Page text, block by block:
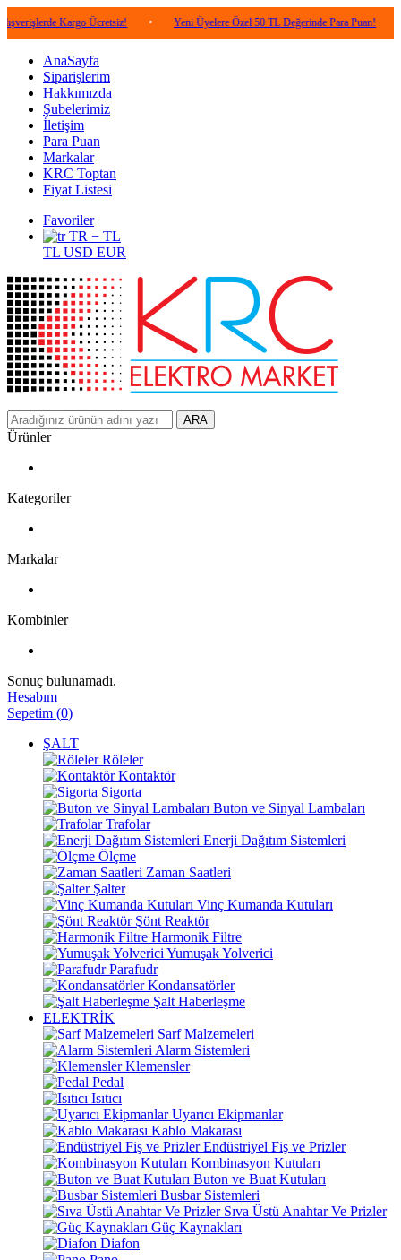
Kargo Ücretsiz! • Yeni Üyelere Özel 50 TL Değerinde Para Puan! •
AnaSayfa
Siparişlerim
Hakkımızda
Şubelerimiz
İletişim
Para Puan
Markalar
KRC Toptan
Fiyat Listesi
Favoriler
TR − TL
TL USD EUR
ARA
Ürünler
Kategoriler
Markalar
Kombinler
Sonuç bulunamadı.
Hesabım
Sepetim (0)
ŞALT
Röleler
Kontaktör
Sigorta
Buton ve Sinyal Lambaları
Trafolar
Enerji Dağıtım Sistemleri
Ölçme
Zaman Saatleri
Şalter
Vinç Kumanda Kutuları
Şönt Reaktör
Harmonik Filtre
Yumuşak Yolverici
Parafudr
Kondansatörler
Şalt Haberleşme
ELEKTRİK
Sarf Malzemeleri
Alarm Sistemleri
Klemensler
Pedal
Isıtıcı
Uyarıcı Ekipmanlar
Kablo Makarası
Endüstriyel Fiş ve Prizler
Kombinasyon Kutuları
Buton ve Buat Kutuları
Busbar Sistemleri
Sıva Üstü Anahtar Ve Prizler
Güç Kaynakları
Diafon